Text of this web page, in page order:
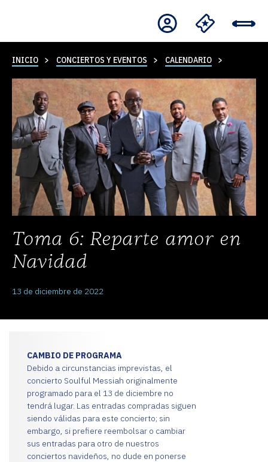
INICIO CONCIERTOS Y EVENTOS CALENDARIO
Toma 6: Reparte amor en
Navidad
13 de diciembre de 2022
CAMBIO DE PROGRAMA
Debido a circunstancias imprevistas, el
concierto Soulful Messiah originalmente
programado para el 13 de diciembre no
tendrá lugar. Las entradas compradas siguen
siendo válidas para este concierto; sin
embargo, si prefiere reembolsar o cambiar
sus entradas para otro de nuestros
conciertos navideños, no dude en ponerse